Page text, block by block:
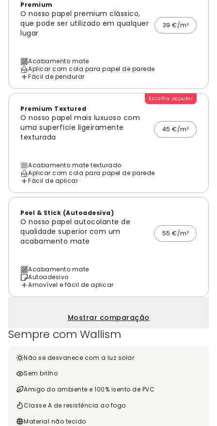
Premium
O nosso papel premium clássico,
que pode ser utilizado em qualquer
lugar
39 €/m²
Acabamento mate
Aplicar com cola para papel de parede
Fácil de pendurar
Escolha popular
Premium Textured
O nosso papel mais luxuoso com
uma superfície ligeiramente
texturada
45 €/m²
Acabamento mate texturado
Aplicar com cola para papel de parede
Fácil de aplicar
Peel & Stick (Autoadesiva)
O nosso papel autocolante de
qualidade superior com um
acabamento mate
55 €/m²
Acabamento mate
Autoadesivo
Amovível e fácil de aplicar
Mostrar comparação
Sempre com Wallism
Não se desvanece com a luz solar
Sem brilho
Amigo do ambiente e 100% isento de PVC
Classe A de resistência ao fogo
Material não tecido